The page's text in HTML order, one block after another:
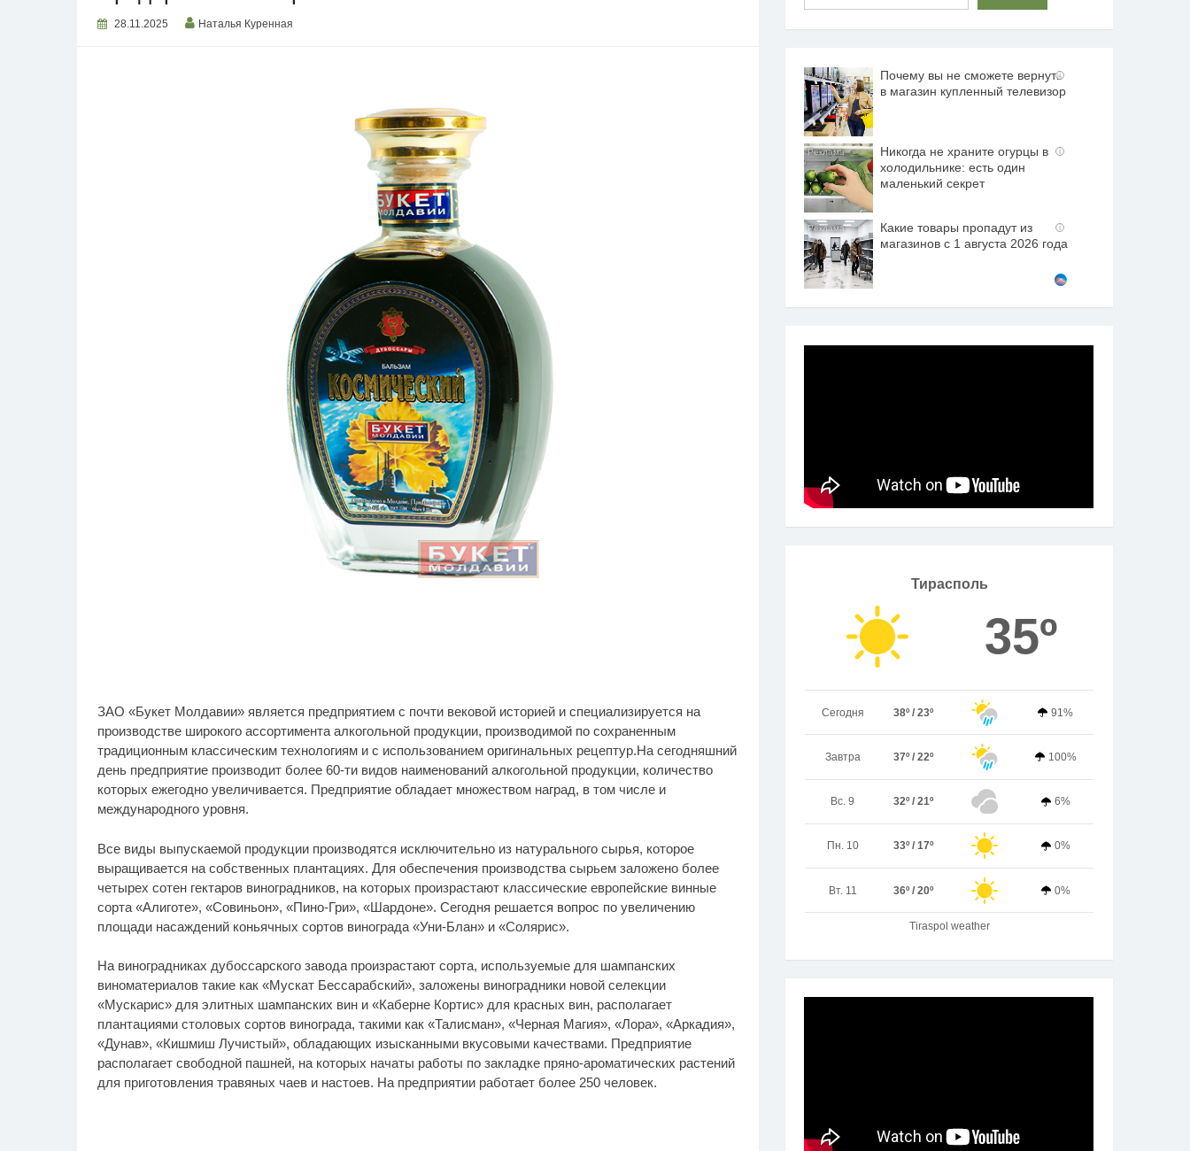
28.11.2025 Наталья Куренная
ЗАО «Букет Молдавии» является предприятием с почти вековой историей и специализируется на
производстве широкого ассортимента алкогольной продукции, производимой по сохраненным
традиционным классическим технологиям и с использованием оригинальных рецептур.На сегодняшний
день предприятие производит более 60-ти видов наименований алкогольной продукции, количество
которых ежегодно увеличивается. Предприятие обладает множеством наград, в том числе и
международного уровня.
Все виды выпускаемой продукции производятся исключительно из натурального сырья, которое
выращивается на собственных плантациях. Для обеспечения производства сырьем заложено более
четырех сотен гектаров виноградников, на которых произрастают классические европейские винные
сорта «Алиготе», «Совиньон», «Пино-Гри», «Шардоне». Сегодня решается вопрос по увеличению
площади насаждений коньячных сортов винограда «Уни-Блан» и «Солярис».
На виноградниках дубоссарского завода произрастают сорта, используемые для шампанских
виноматериалов такие как «Мускат Бессарабский», заложены виноградники новой селекции
«Мускарис» для элитных шампанских вин и «Каберне Кортис» для красных вин, располагает
плантациями столовых сортов винограда, такими как «Талисман», «Черная Магия», «Лора», «Аркадия»,
«Дунав», «Кишмиш Лучистый», обладающих изысканными вкусовыми качествами. Предприятие
располагает свободной пашней, на которых начаты работы по закладке пряно-ароматических растений
для приготовления травяных чаев и настоев. На предприятии работает более 250 человек.
i
Почему вы не сможете вернуть
в магазин купленный телевизор
i
Никогда не храните огурцы в
холодильнике: есть один
маленький секрет
i
Какие товары пропадут из
магазинов с 1 августа 2026 года
Тирасполь
35º
Сегодня 38º / 23º 91%
Завтра 37º / 22º 100%
Вс. 9 32º / 21º 6%
Пн. 10 33º / 17º 0%
Вт. 11 36º / 20º 0%
Tiraspol weather
Скрытые признаки рака:
на такое никто не
обращает внимание, а
вернуть в магазин
купленный телевизор
Никогда не храните
огурцы в холодильнике:
есть один маленький
секрет